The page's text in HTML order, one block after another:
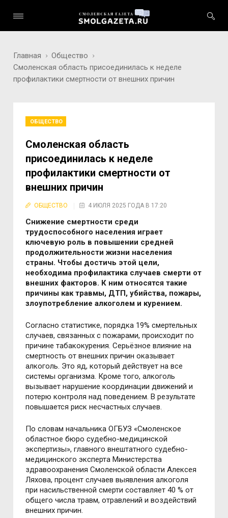
Главная
Общество
Смоленская область присоединилась к неделе
профилактики смертности от внешних причин
ОБЩЕСТВО
Смоленская область
присоединилась к неделе
профилактики смертности от
внешних причин
ОБЩЕСТВО 4 ИЮЛЯ 2025 ГОДА В 17:20
Снижение смертности среди
трудоспособного населения играет
ключевую роль в повышении средней
продолжительности жизни населения
страны. Чтобы достичь этой цели,
необходима профилактика случаев смерти от
внешних факторов. К ним относятся такие
причины как травмы, ДТП, убийства, пожары,
злоупотребление алкоголем и курением.
Согласно статистике, порядка 19% смертельных
случаев, связанных с пожарами, происходит по
причине табакокурения. Серьёзное влияние на
смертность от внешних причин оказывает
алкоголь. Это яд, который действует на все
системы организма. Кроме того, алкоголь
вызывает нарушение координации движений и
потерю контроля над поведением. В результате
повышается риск несчастных случаев.
По словам начальника ОГБУЗ «Смоленское
областное бюро судебно-медицинской
экспертизы», главного внештатного судебно-
медицинского эксперта Министерства
здравоохранения Смоленской области Алексея
Ляхова, процент случаев выявления алкоголя
при насильственной смерти составляет 40 % от
общего числа травм, отравлений и воздействий
внешних причин.